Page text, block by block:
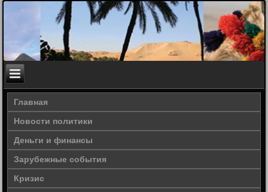
Главная
Новости политики
Деньги и финансы
Зарубежные события
Кризис